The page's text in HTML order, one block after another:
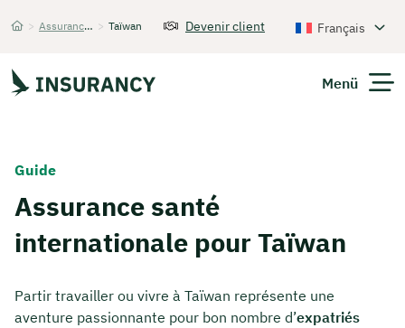
> Assurance santé internationale > Taïwan Devenir client Français
Menü
Guide
Assurance santé
internationale pour Taïwan
Partir travailler ou vivre à Taïwan représente une
aventure passionnante pour bon nombre d’expatriés